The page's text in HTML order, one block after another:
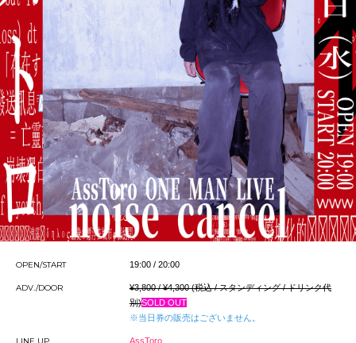
OPEN/START 19:00 / 20:00
ADV./DOOR
¥3,800 / ¥4,300 (税込 / スタンディング / ドリンク代
別)SOLD OUT
※当日券の販売はございません。
AssToro